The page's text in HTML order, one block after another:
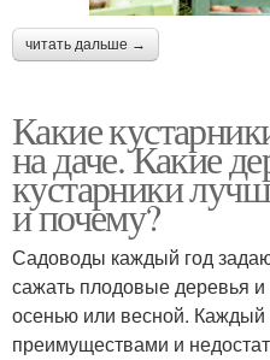
читать дальше →
Какие
на даче. Какие
кустарники
и почему?
Садоводы каждый год
сажать плодовые деревья и
осенью или весной. Каждый
преимуществами и